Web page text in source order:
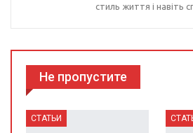
стиль життя і навіть
Не пропустите
СТАТЬИ